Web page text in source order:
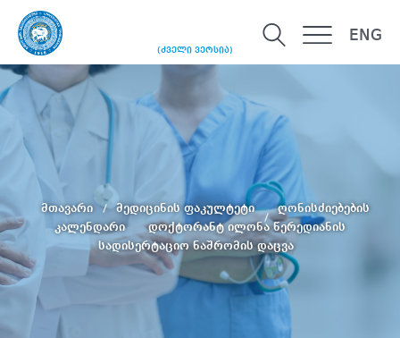
(ძველი ვერსია)
ENG
მთავარი მედიცინის ფაკულტეტი
ღონისძიებების
კალენდარი
დოქტორანტ ილონა წერედიანის
სადისერტაციო ნაშრომის დაცვა